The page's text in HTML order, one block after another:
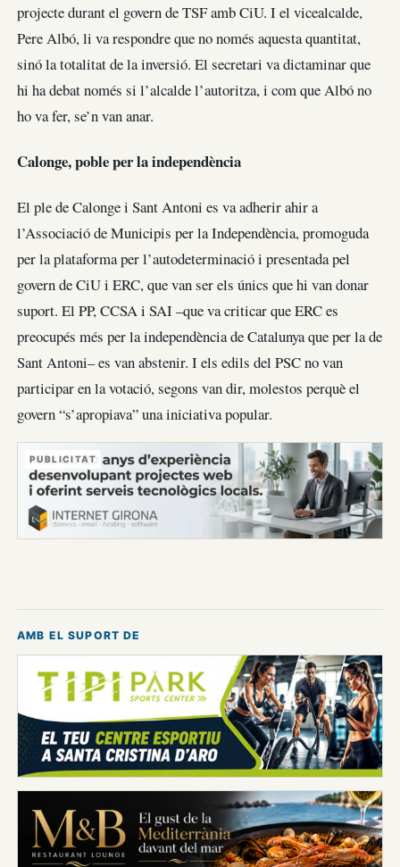
projecte durant el govern de TSF amb CiU. I el vicealcalde,
Pere Albó, li va respondre que no només aquesta quantitat,
sinó la totalitat de la inversió. El secretari va dictaminar que
hi ha debat només si l’alcalde l’autoritza, i com que Albó no
ho va fer, se’n van anar.
Calonge, poble per la independència
El ple de Calonge i Sant Antoni es va adherir ahir a
l’Associació de Municipis per la Independència, promoguda
per la plataforma per l’autodeterminació i presentada pel
govern de CiU i ERC, que van ser els únics que hi van donar
suport. El PP, CCSA i SAI –que va criticar que ERC es
preocupés més per la independència de Catalunya que per la de
Sant Antoni– es van abstenir. I els edils del PSC no van
participar en la votació, segons van dir, molestos perquè el
govern “s’apropiava” una iniciativa popular.
PUBLICITAT
AMB EL SUPORT DE